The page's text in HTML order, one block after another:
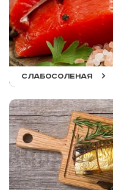
СЛАБОСОЛЕНАЯ